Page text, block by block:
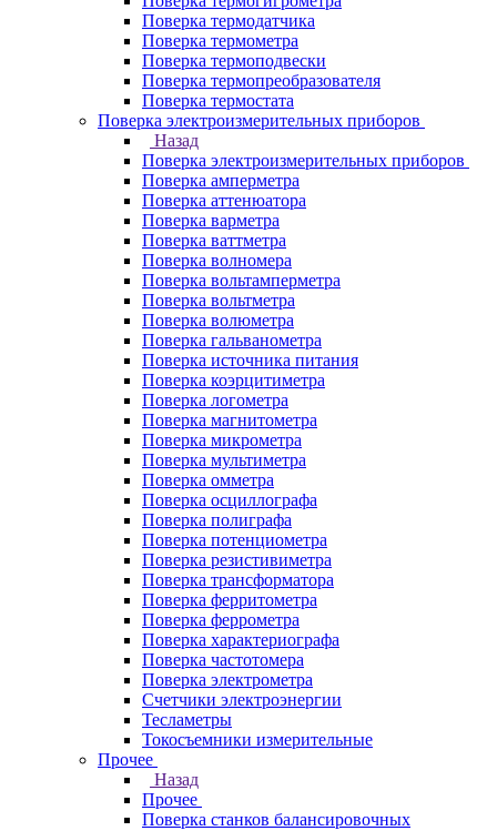
Поверка термодатчика
Поверка термометра
Поверка термоподвески
Поверка термопреобразователя
Поверка термостата
Поверка электроизмерительных приборов
Назад
Поверка электроизмерительных приборов
Поверка амперметра
Поверка аттенюатора
Поверка варметра
Поверка ваттметра
Поверка волномера
Поверка вольтамперметра
Поверка вольтметра
Поверка волюметра
Поверка гальванометра
Поверка источника питания
Поверка коэрцитиметра
Поверка логометра
Поверка магнитометра
Поверка микрометра
Поверка мультиметра
Поверка омметра
Поверка осциллографа
Поверка полиграфа
Поверка потенциометра
Поверка резистивиметра
Поверка трансформатора
Поверка ферритометра
Поверка феррометра
Поверка характериографа
Поверка частотомера
Поверка электрометра
Счетчики электроэнергии
Тесламетры
Токосъемники измерительные
Прочее
Назад
Прочее
Поверка станков балансировочных